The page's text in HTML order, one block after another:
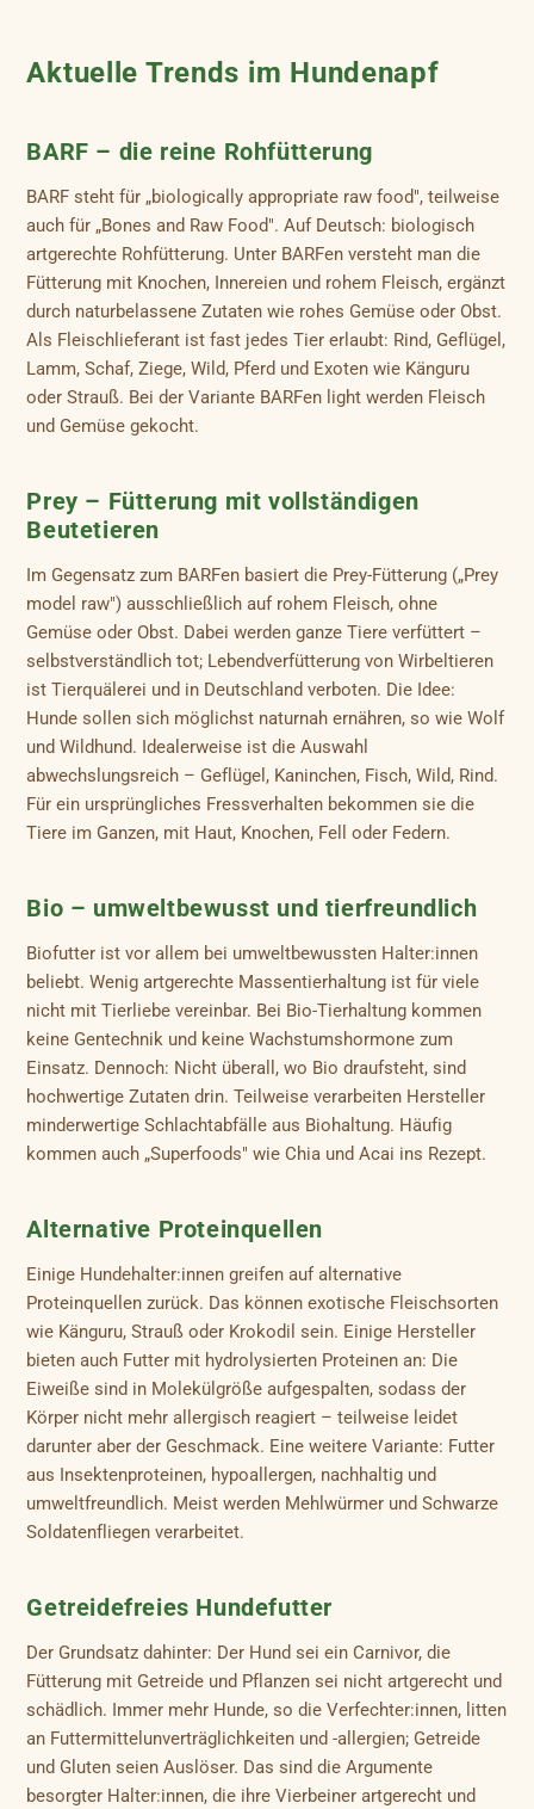
Aktuelle Trends im Hundenapf
BARF – die reine Rohfütterung
BARF steht für „biologically appropriate raw food", teilweise
auch für „Bones and Raw Food". Auf Deutsch: biologisch
artgerechte Rohfütterung. Unter BARFen versteht man die
Fütterung mit Knochen, Innereien und rohem Fleisch, ergänzt
durch naturbelassene Zutaten wie rohes Gemüse oder Obst.
Als Fleischlieferant ist fast jedes Tier erlaubt: Rind, Geflügel,
Lamm, Schaf, Ziege, Wild, Pferd und Exoten wie Känguru
oder Strauß. Bei der Variante BARFen light werden Fleisch
und Gemüse gekocht.
Prey – Fütterung mit vollständigen
Beutetieren
Im Gegensatz zum BARFen basiert die Prey-Fütterung („Prey
model raw") ausschließlich auf rohem Fleisch, ohne
Gemüse oder Obst. Dabei werden ganze Tiere verfüttert –
selbstverständlich tot; Lebendverfütterung von Wirbeltieren
ist Tierquälerei und in Deutschland verboten. Die Idee:
Hunde sollen sich möglichst naturnah ernähren, so wie Wolf
und Wildhund. Idealerweise ist die Auswahl
abwechslungsreich – Geflügel, Kaninchen, Fisch, Wild, Rind.
Für ein ursprüngliches Fressverhalten bekommen sie die
Tiere im Ganzen, mit Haut, Knochen, Fell oder Federn.
Bio – umweltbewusst und tierfreundlich
Biofutter ist vor allem bei umweltbewussten Halter:innen
beliebt. Wenig artgerechte Massentierhaltung ist für viele
nicht mit Tierliebe vereinbar. Bei Bio-Tierhaltung kommen
keine Gentechnik und keine Wachstumshormone zum
Einsatz. Dennoch: Nicht überall, wo Bio draufsteht, sind
hochwertige Zutaten drin. Teilweise verarbeiten Hersteller
minderwertige Schlachtabfälle aus Biohaltung. Häufig
kommen auch „Superfoods" wie Chia und Acai ins Rezept.
Alternative Proteinquellen
Einige Hundehalter:innen greifen auf alternative
Proteinquellen zurück. Das können exotische Fleischsorten
wie Känguru, Strauß oder Krokodil sein. Einige Hersteller
bieten auch Futter mit hydrolysierten Proteinen an: Die
Eiweiße sind in Molekülgröße aufgespalten, sodass der
Körper nicht mehr allergisch reagiert – teilweise leidet
darunter aber der Geschmack. Eine weitere Variante: Futter
aus Insektenproteinen, hypoallergen, nachhaltig und
umweltfreundlich. Meist werden Mehlwürmer und Schwarze
Soldatenfliegen verarbeitet.
Getreidefreies Hundefutter
Der Grundsatz dahinter: Der Hund sei ein Carnivor, die
Fütterung mit Getreide und Pflanzen sei nicht artgerecht und
schädlich. Immer mehr Hunde, so die Verfechter:innen, litten
an Futtermittelunverträglichkeiten und -allergien; Getreide
und Gluten seien Auslöser. Das sind die Argumente
besorgter Halter:innen, die ihre Vierbeiner artgerecht und